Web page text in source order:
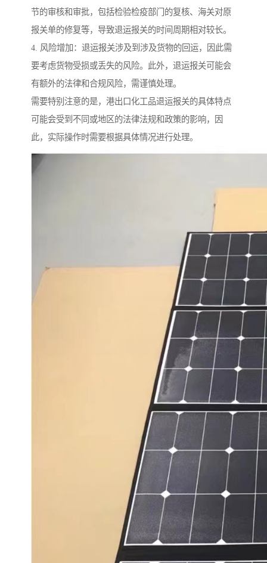
节的审核和审批，包括检验检疫部门的复核、海关对原
报关单的修复等，导致退运报关的时间周期相对较长。
4. 风险增加：退运报关涉及到涉及货物的回运，因此需
要考虑货物受损或丢失的风险。此外，退运报关可能会
有额外的法律和合规风险，需谨慎处理。
需要特别注意的是，港出口化工品退运报关的具体特点
可能会受到不同或地区的法律法规和政策的影响，因
此，实际操作时需要根据具体情况进行处理。